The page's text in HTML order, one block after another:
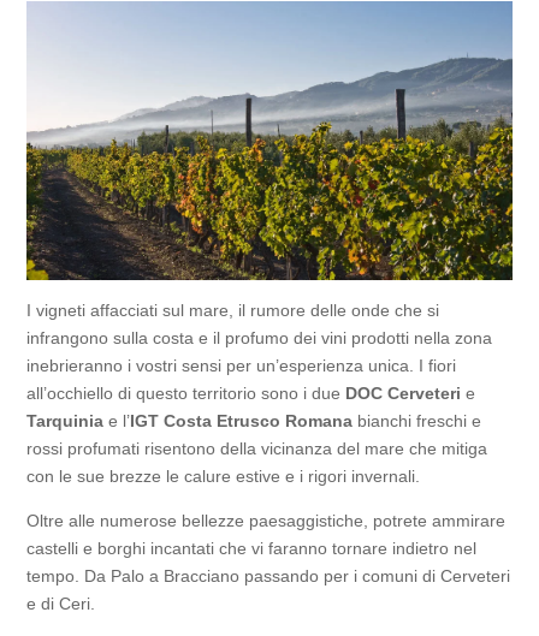
I vigneti affacciati sul mare, il rumore delle onde che si
infrangono sulla costa e il profumo dei vini prodotti nella zona
inebrieranno i vostri sensi per un’esperienza unica. I fiori
all’occhiello di questo territorio sono i due DOC Cerveteri e
Tarquinia e l’IGT Costa Etrusco Romana bianchi freschi e
rossi profumati risentono della vicinanza del mare che mitiga
con le sue brezze le calure estive e i rigori invernali.
Oltre alle numerose bellezze paesaggistiche, potrete ammirare
castelli e borghi incantati che vi faranno tornare indietro nel
tempo. Da Palo a Bracciano passando per i comuni di Cerveteri
e di Ceri.